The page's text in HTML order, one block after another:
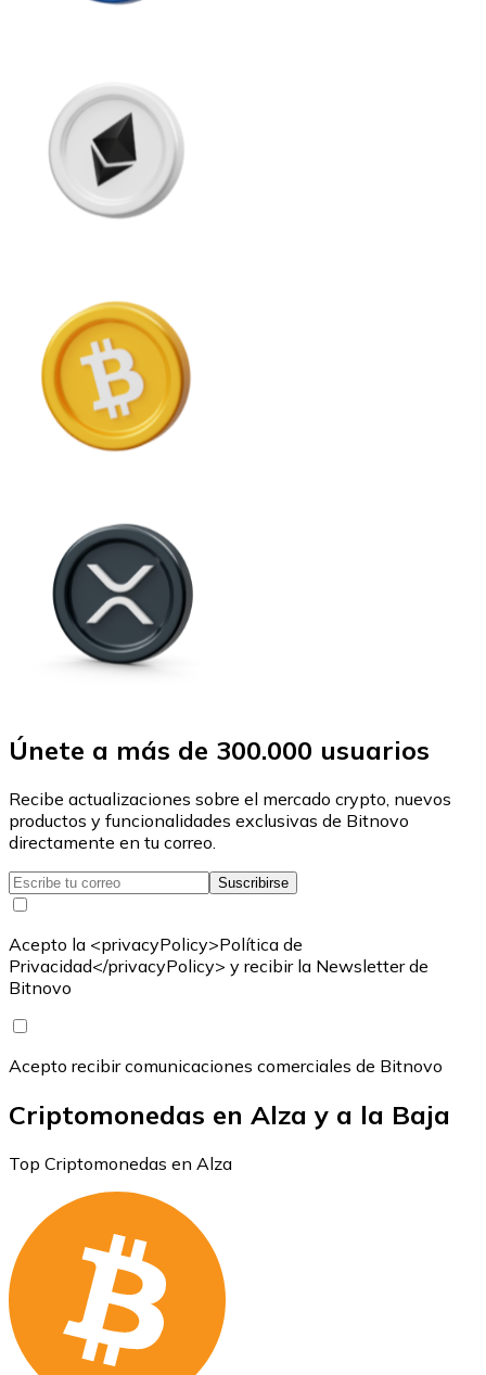
Únete a más de 300.000 usuarios
Recibe actualizaciones sobre el mercado crypto, nuevos
productos y funcionalidades exclusivas de Bitnovo
directamente en tu correo.
Suscribirse
Acepto la <privacyPolicy>Política de
Privacidad</privacyPolicy> y recibir la Newsletter de
Bitnovo
Acepto recibir comunicaciones comerciales de Bitnovo
Criptomonedas en Alza y a la Baja
Top Criptomonedas en Alza